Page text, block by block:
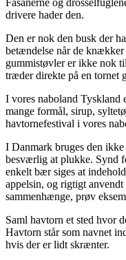
drivere hader den.
Den er nok den busk der
betændelse når de
gummistøvler er ikke nok
træder direkte på en tornet
I vores naboland Tyskland
mange formål, sirup,
havtornefestival i vores
I Danmark bruges den
besværlig at plukke. Synd
enkelt bær siges at
appelsin, og rigtigt
sammenhænge, prøv
Saml havtorn et sted hvor
Havtorn står som navnet
hvis der er lidt skrænter.